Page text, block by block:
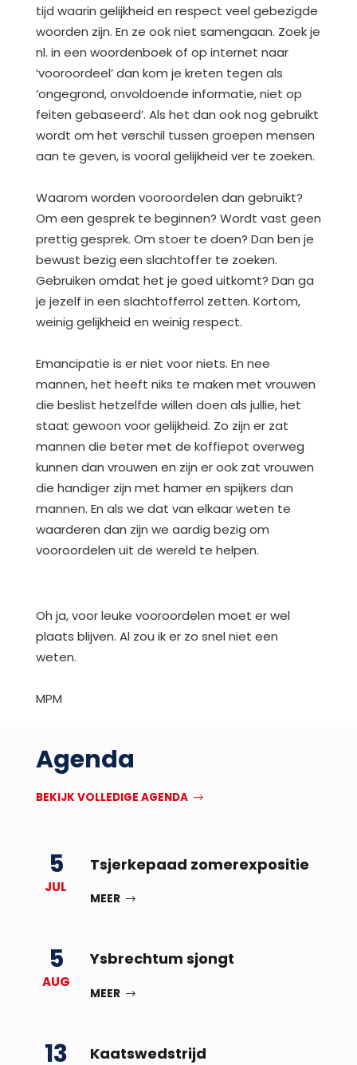
tijd waarin gelijkheid en respect veel gebezigde
woorden zijn. En ze ook niet samengaan. Zoek je
nl. in een woordenboek of op internet naar
‘vooroordeel’ dan kom je kreten tegen als
‘ongegrond, onvoldoende informatie, niet op
feiten gebaseerd’. Als het dan ook nog gebruikt
wordt om het verschil tussen groepen mensen
aan te geven, is vooral gelijkheid ver te zoeken.
Waarom worden vooroordelen dan gebruikt?
Om een gesprek te beginnen? Wordt vast geen
prettig gesprek. Om stoer te doen? Dan ben je
bewust bezig een slachtoffer te zoeken.
Gebruiken omdat het je goed uitkomt? Dan ga
je jezelf in een slachtofferrol zetten. Kortom,
weinig gelijkheid en weinig respect.
Emancipatie is er niet voor niets. En nee
mannen, het heeft niks te maken met vrouwen
die beslist hetzelfde willen doen als jullie, het
staat gewoon voor gelijkheid. Zo zijn er zat
mannen die beter met de koffiepot overweg
kunnen dan vrouwen en zijn er ook zat vrouwen
die handiger zijn met hamer en spijkers dan
mannen. En als we dat van elkaar weten te
waarderen dan zijn we aardig bezig om
vooroordelen uit de wereld te helpen.
Oh ja, voor leuke vooroordelen moet er wel
plaats blijven. Al zou ik er zo snel niet een
weten.
MPM
Agenda
BEKIJK VOLLEDIGE AGENDA
5
JUL
Tsjerkepaad zomerexpositie
MEER
5
AUG
Ysbrechtum sjongt
MEER
13 Kaatswedstrijd